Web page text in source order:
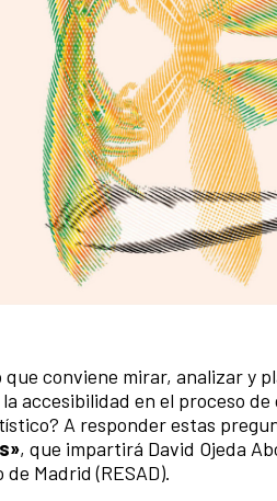
que conviene mirar, analizar y
accesibilidad en el proceso
A responder estas
, que impartirá David Ojeda
Madrid (RESAD).